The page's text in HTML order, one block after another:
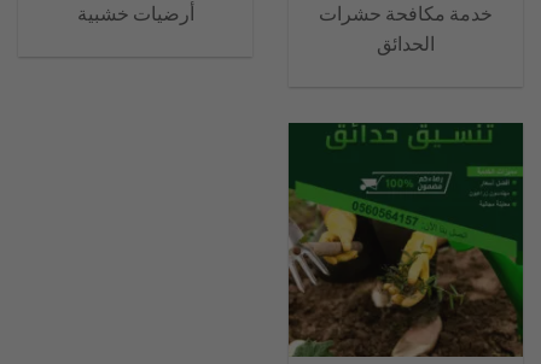
خدمة مكافحة حشرات
الحدائق
أرضيات خشبية